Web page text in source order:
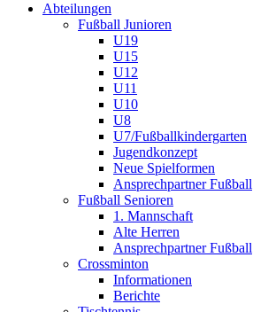
Abteilungen
Fußball Junioren
U19
U15
U12
U11
U10
U8
U7/Fußballkindergarten
Jugendkonzept
Neue Spielformen
Ansprechpartner Fußball
Fußball Senioren
1. Mannschaft
Alte Herren
Ansprechpartner Fußball
Crossminton
Informationen
Berichte